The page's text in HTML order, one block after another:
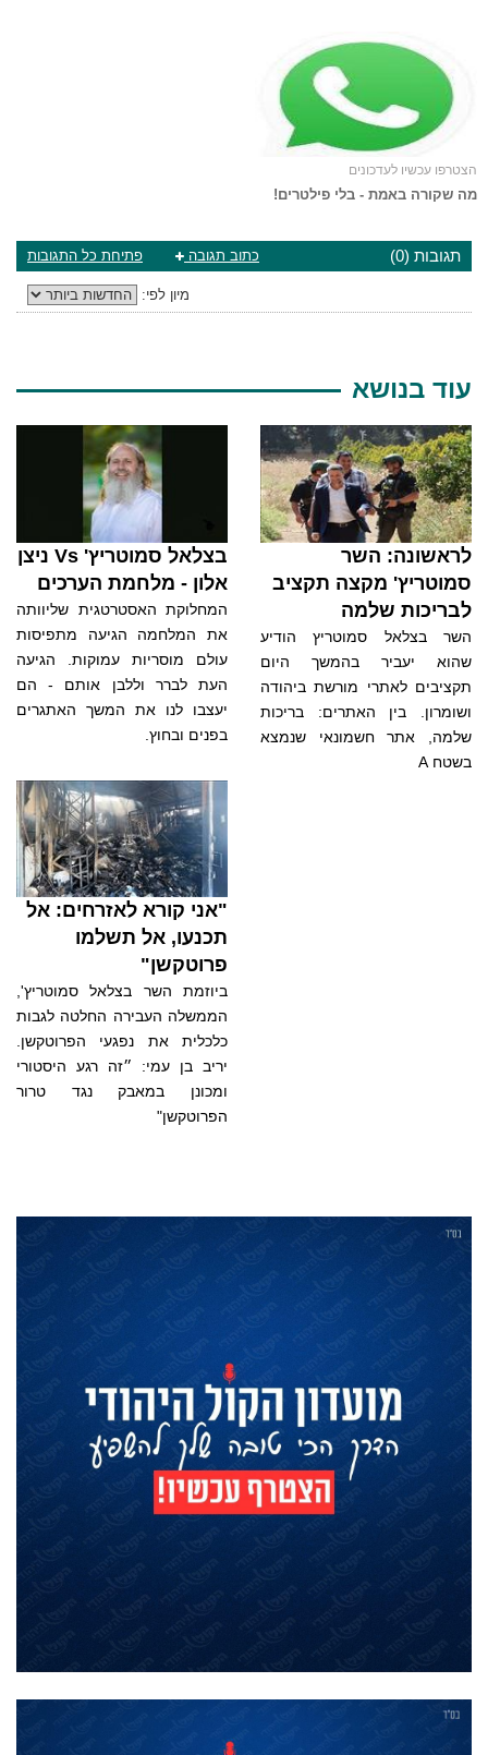
הצטרפו עכשיו לעדכונים
מה שקורה באמת - בלי פילטרים!
תגובות (0) פתיחת כל התגובות כתוב תגובה
מיון לפי:
עוד בנושא
לראשונה: השר
סמוטריץ' מקצה תקציב
לבריכות שלמה
השר בצלאל סמוטריץ הודיע
שהוא יעביר בהמשך היום
תקציבים לאתרי מורשת ביהודה
ושומרון. בין האתרים: בריכות
שלמה, אתר חשמונאי שנמצא
בשטח A
בצלאל סמוטריץ' Vs ניצן
אלון - מלחמת הערכים
המחלוקת האסטרטגית שליוותה
את המלחמה הגיעה מתפיסות
עולם מוסריות עמוקות. הגיעה
העת לברר וללבן אותם - הם
יעצבו לנו את המשך האתגרים
בפנים ובחוץ.
"אני קורא לאזרחים: אל
תכנעו, אל תשלמו
פרוטקשן"
ביוזמת השר בצלאל סמוטריץ',
הממשלה העבירה החלטה לגבות
כלכלית את נפגעי הפרוטקשן.
יריב בן עמי: ״זה רגע היסטורי
ומכונן במאבק נגד טרור
הפרוטקשן"